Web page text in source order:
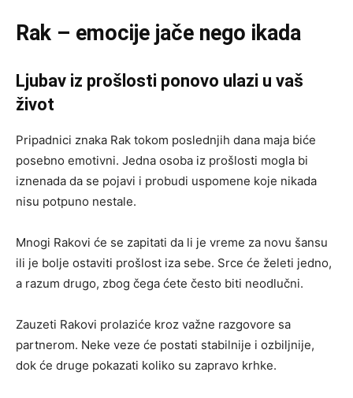
Rak – emocije jače nego ikada
Ljubav iz prošlosti ponovo ulazi u vaš
život
Pripadnici znaka Rak tokom poslednjih dana maja biće
posebno emotivni. Jedna osoba iz prošlosti mogla bi
iznenada da se pojavi i probudi uspomene koje nikada
nisu potpuno nestale.
Mnogi Rakovi će se zapitati da li je vreme za novu šansu
ili je bolje ostaviti prošlost iza sebe. Srce će želeti jedno,
a razum drugo, zbog čega ćete često biti neodlučni.
Zauzeti Rakovi prolaziće kroz važne razgovore sa
partnerom. Neke veze će postati stabilnije i ozbiljnije,
dok će druge pokazati koliko su zapravo krhke.